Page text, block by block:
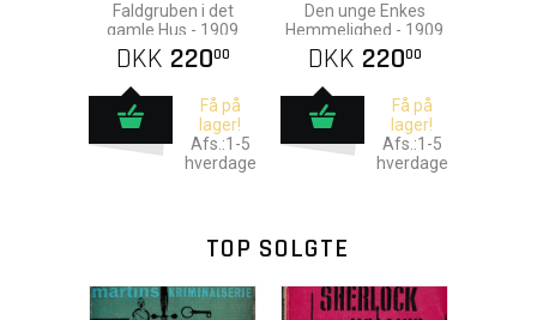
Faldgruben i det
gamle Hus - 1909
DKK 22000
Få på
lager!
Afs.:1-5
hverdage
Den unge Enkes
Hemmelighed - 1909
DKK 22000
Få på
lager!
Afs.:1-5
hverdage
TOP SOLGTE